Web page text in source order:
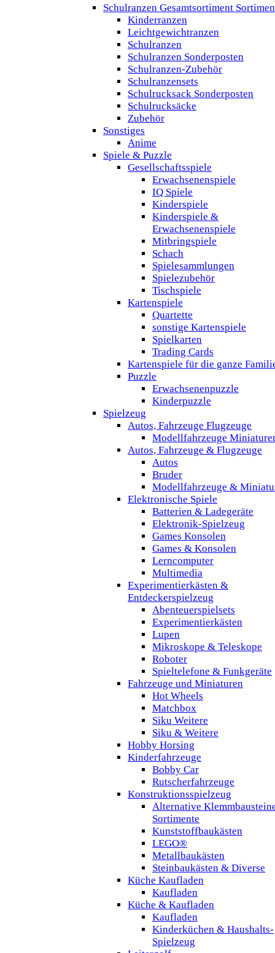
Schulranzen Gesamtsortiment
Kinderranzen
Leichtgewichtranzen
Schulranzen
Schulranzen Sonderposten
Schulranzen-Zubehör
Schulranzensets
Schulrucksack Sonderposten
Schulrucksäcke
Zubehör
Sonstiges
Anime
Spiele & Puzzle
Gesellschaftsspiele
Erwachsenenspiele
IQ Spiele
Kinderspiele
Kinderspiele &
Erwachsenenspiele
Mitbringspiele
Schach
Spielesammlungen
Spielezubehör
Tischspiele
Kartenspiele
Quartette
sonstige Kartenspiele
Spielkarten
Trading Cards
Kartenspiele für die ganze
Puzzle
Erwachsenenpuzzle
Kinderpuzzle
Spielzeug
Autos, Fahrzeuge Flugzeuge
Modellfahrzeuge
Autos, Fahrzeuge & Flugzeuge
Autos
Bruder
Modellfahrzeuge &
Elektronische Spiele
Batterien & Ladegeräte
Elektronik-Spielzeug
Games Konsolen
Games & Konsolen
Lerncomputer
Multimedia
Experimentierkästen &
Entdeckerspielzeug
Abenteuerspielsets
Experimentierkästen
Lupen
Mikroskope & Teleskope
Roboter
Spieltelefone & Funkgeräte
Fahrzeuge und Miniaturen
Hot Wheels
Matchbox
Siku Weitere
Siku & Weitere
Hobby Horsing
Kinderfahrzeuge
Bobby Car
Rutscherfahrzeuge
Konstruktionsspielzeug
Alternative
Sortimente
Kunststoffbaukästen
LEGO®
Metallbaukästen
Steinbaukästen & Diverse
Küche Kaufladen
Kaufladen
Küche & Kaufladen
Kaufladen
Kinderküchen & Haushalts-
Spielzeug